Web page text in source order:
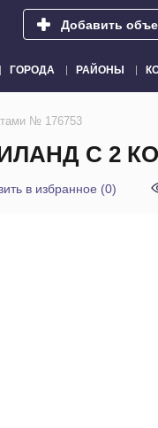
Добавить
ГОРОДА РАЙОНЫ
№ 176753
С 2
в избранное (0)